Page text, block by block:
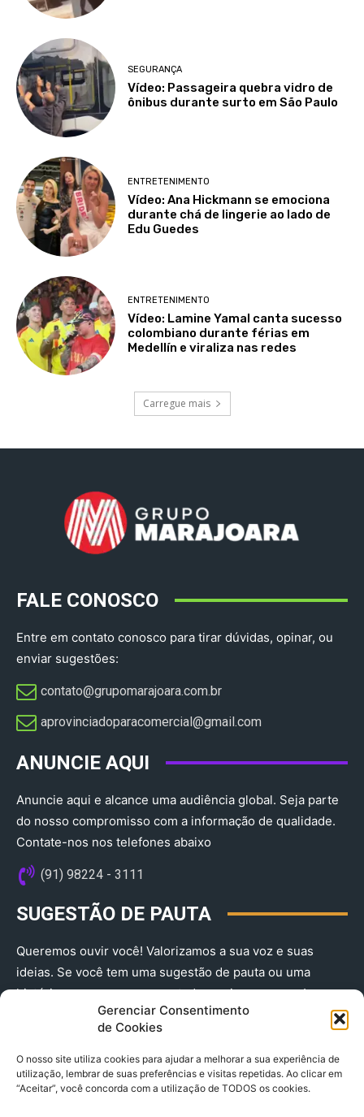
Gerenciar Consentimento
de Cookies
O nosso site utiliza cookies para ajudar a melhorar a sua experiência de
utilização, lembrar de suas preferências e visitas repetidas. Ao clicar em
“Aceitar”, você concorda com a utilização de TODOS os cookies.
SEGURANÇA
Vídeo: Passageira quebra vidro de
ônibus durante surto em São Paulo
ENTRETENIMENTO
Vídeo: Ana Hickmann se emociona
durante chá de lingerie ao lado de
Edu Guedes
ENTRETENIMENTO
Vídeo: Lamine Yamal canta sucesso
colombiano durante férias em
Medellín e viraliza nas redes
Carregue mais
FALE CONOSCO
Entre em contato conosco para tirar dúvidas, opinar, ou
enviar sugestões:
contato@grupomarajoara.com.br
aprovinciadoparacomercial@gmail.com​
ANUNCIE AQUI
Anuncie aqui e alcance uma audiência global. Seja parte
do nosso compromisso com a informação de qualidade.
Contate-nos nos telefones abaixo
(91) 98224 - 3111
SUGESTÃO DE PAUTA
Queremos ouvir você! Valorizamos a sua voz e suas
ideias. Se você tem uma sugestão de pauta ou uma
história que merece ser contada, envie-nos agora!
(91) 98224 - 3111